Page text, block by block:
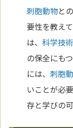
刺胞動物と
要性を教え
は、科学技術
の保全にも
には、刺胞
いことが必
存と学びの